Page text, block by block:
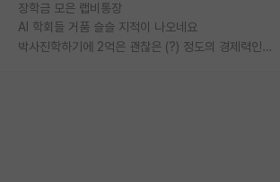
장학금 모은 랩비통장
AI 학회들 거품 슬슬 지적이 나오네요
박사진학하기에 2억은 괜찮은 (?) 정도의 경제력인가요